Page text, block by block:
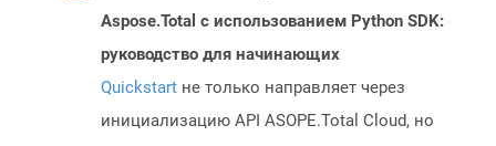
Aspose.Total с использованием Python SDK:
руководство для начинающих
Quickstart не только направляет через
инициализацию API ASOPE.Total Cloud, но